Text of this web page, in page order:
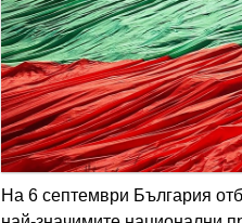
На 6 септември България